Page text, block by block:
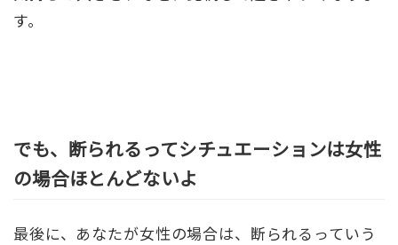
す。
でも、断られるってシチュエーションは女性
の場合ほとんどないよ
最後に、あなたが女性の場合は、断られるっていう